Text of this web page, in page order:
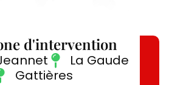
d'intervention
La Gaude
Gattières